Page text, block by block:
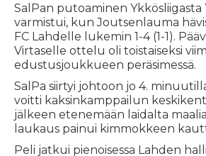
SalPan putoaminen Ykkösliigasta
varmistui, kun Joutsenlauma
FC Lahdelle lukemin 1-4 (1-1).
Virtaselle ottelu oli toistaiseksi
edustusjoukkueen peräsimessä.
SalPa siirtyi johtoon jo 4.
voitti kaksinkamppailun
jälkeen etenemään laidalta
laukaus painui kimmokkeen
Peli jatkui pienoisessa Lahden